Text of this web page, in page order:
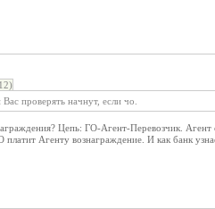
проверять начнут, если чо.
Цепь: ГО-Агент-Перевозчик.
Агенту вознаграждение. И как банк